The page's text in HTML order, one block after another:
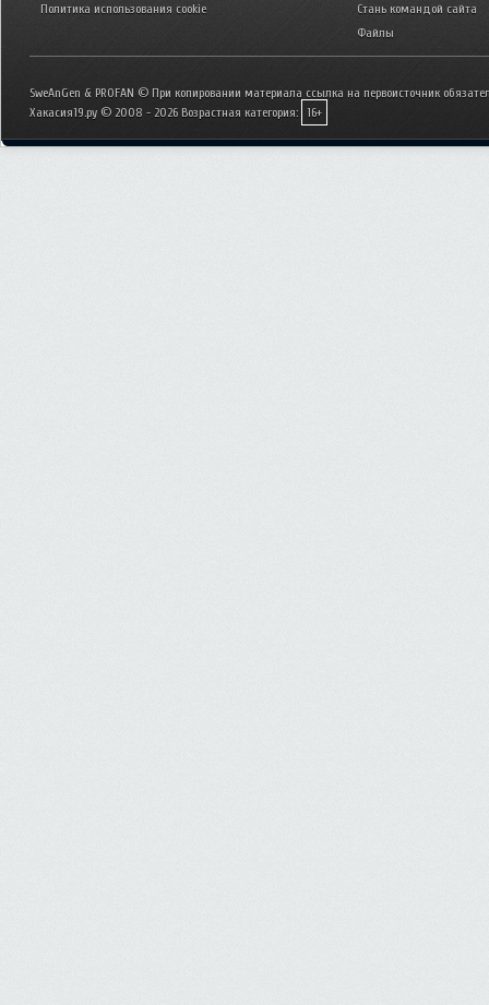
Политика использования cookie
Стань командой сайта
Файлы
SweAnGen & PROFAN © При копировании материала ссылка на первоисточник
Хакасия19.ру © 2008 - 2026 Возрастная категория: 16+